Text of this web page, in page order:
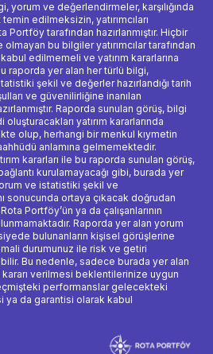
yorum ve değerlendirmeler, karşılığında
edilmeksizin, yatırımcıları
Portföy tarafından hazırlanmıştır. Hiçbir
bu bilgiler yatırımcılar tarafından
edilmemeli ve yatırım kararlarına
raporda yer alan her türlü bilgi,
şekil ve değerler hazırlandığı tarih
ve güvenilirliğine inanılan
Raporda sunulan görüş, bilgi
oluşturacakları yatırım kararlarında
olup, herhangi bir menkul kıymetin
anlamına gelmemektedir.
kararları ile bu raporda sunulan görüş,
kurulamayacağı gibi, burada yer
ve istatistiki şekil ve
sonucunda ortaya çıkacak doğrudan
Portföy’ün ya da çalışanlarının
Raporda yer alan yorum
bulunanların kişisel görüşlerine
durumunuz ile risk ve getiri
Bu nedenle, sadece burada yer alan
kararı verilmesi beklentilerinize uygun
performanslar gelecekteki
ya da garantisi olarak kabul